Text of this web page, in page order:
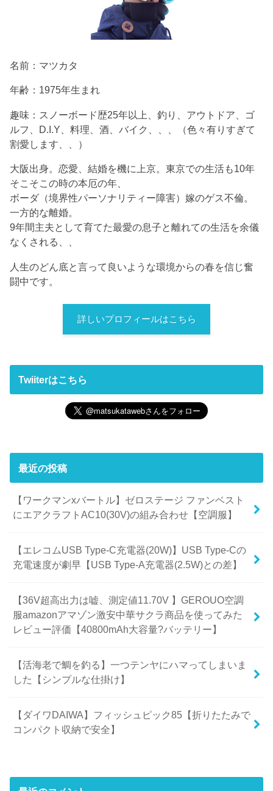
名前：マツカタ
年齢：1975年生まれ
趣味：スノーボード歴25年以上、釣り、アウトドア、ゴ
ルフ、D.I.Y、料理、酒、バイク、、、（色々有りすぎて
割愛します、、）
大阪出身。恋愛、結婚を機に上京。東京での生活も10年
そこそこの時の本厄の年、
ボーダ（境界性パーソナリティー障害）嫁のゲス不倫。
一方的な離婚。
9年間主夫として育てた最愛の息子と離れての生活を余儀
なくされる、、
人生のどん底と言って良いような環境からの春を信じ奮
闘中です。
詳しいプロフィールはこちら
Twiiterはこちら
最近の投稿
【ワークマンxバートル】ゼロステージ ファンベスト
にエアクラフトAC10(30V)の組み合わせ【空調服】
【エレコムUSB Type-C充電器(20W)】USB Type-Cの
充電速度が劇早【USB Type-A充電器(2.5W)との差】
【36V超高出力は嘘、測定値11.70V 】GEROUO空調
服amazonアマゾン激安中華サクラ商品を使ってみた
レビュー評価【40800mAh大容量?バッテリー】
【活海老で鯛を釣る】一つテンヤにハマってしまいま
した【シンプルな仕掛け】
【ダイワDAIWA】フィッシュピック85【折りたたみで
コンパクト収納で安全】